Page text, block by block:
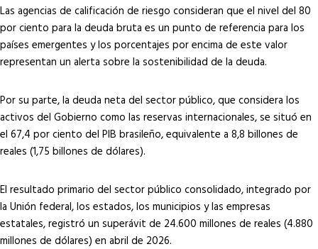
Las agencias de calificación de riesgo consideran que el nivel del 80
por ciento para la deuda bruta es un punto de referencia para los
países emergentes y los porcentajes por encima de este valor
representan un alerta sobre la sostenibilidad de la deuda.
Por su parte, la deuda neta del sector público, que considera los
activos del Gobierno como las reservas internacionales, se situó en
el 67,4 por ciento del PIB brasileño, equivalente a 8,8 billones de
reales (1,75 billones de dólares).
El resultado primario del sector público consolidado, integrado por
la Unión federal, los estados, los municipios y las empresas
estatales, registró un superávit de 24.600 millones de reales (4.880
millones de dólares) en abril de 2026.